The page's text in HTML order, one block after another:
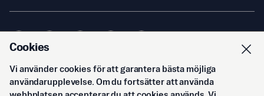
© Svenska Epoch Times AB2026
Cookies
Vi använder cookies för att garantera bästa möjliga
användarupplevelse. Om du fortsätter att använda